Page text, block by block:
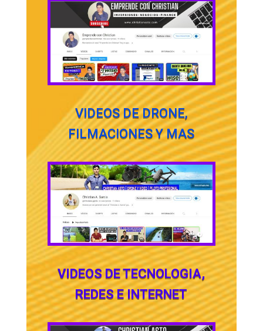
VIDEOS DE DRONE,
FILMACIONES Y MAS
VIDEOS DE TECNOLOGIA,
REDES E INTERNET